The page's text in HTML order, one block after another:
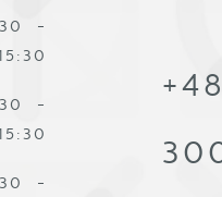
-
-
-